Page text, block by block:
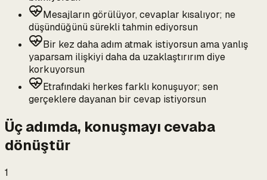
Mesajların görülüyor, cevaplar kısalıyor; ne
düşündüğünü sürekli tahmin ediyorsun
Bir kez daha adım atmak istiyorsun ama yanlış
yaparsam ilişkiyi daha da uzaklaştırırım diye
korkuyorsun
Etrafındaki herkes farklı konuşuyor; sen
gerçeklere dayanan bir cevap istiyorsun
Üç adımda, konuşmayı cevaba
dönüştür
1